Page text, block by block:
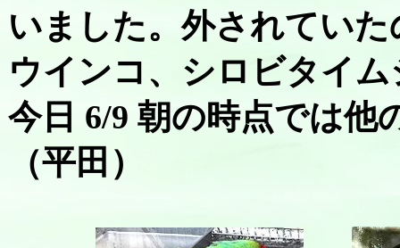
いました。外されてい
ウインコ、シロビタイ
今日 6/9 朝の時点では他
（平田）